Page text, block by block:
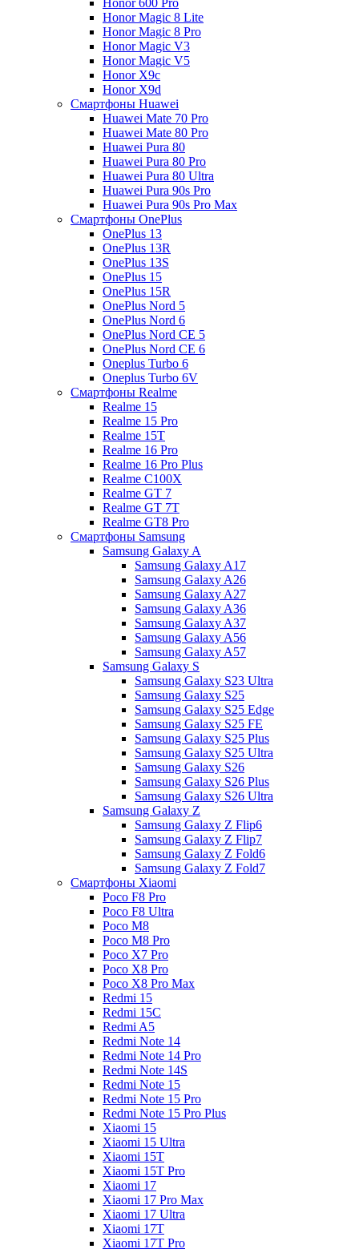
Honor 600 Pro
Honor Magic 8 Lite
Honor Magic 8 Pro
Honor Magic V3
Honor Magic V5
Honor X9c
Honor X9d
Смартфоны Huawei
Huawei Mate 70 Pro
Huawei Mate 80 Pro
Huawei Pura 80
Huawei Pura 80 Pro
Huawei Pura 80 Ultra
Huawei Pura 90s Pro
Huawei Pura 90s Pro Max
Смартфоны OnePlus
OnePlus 13
OnePlus 13R
OnePlus 13S
OnePlus 15
OnePlus 15R
OnePlus Nord 5
OnePlus Nord 6
OnePlus Nord CE 5
OnePlus Nord CE 6
Oneplus Turbo 6
Oneplus Turbo 6V
Смартфоны Realme
Realme 15
Realme 15 Pro
Realme 15T
Realme 16 Pro
Realme 16 Pro Plus
Realme C100X
Realme GT 7
Realme GT 7T
Realme GT8 Pro
Смартфоны Samsung
Samsung Galaxy A
Samsung Galaxy A17
Samsung Galaxy A26
Samsung Galaxy A27
Samsung Galaxy A36
Samsung Galaxy A37
Samsung Galaxy A56
Samsung Galaxy A57
Samsung Galaxy S
Samsung Galaxy S23 Ultra
Samsung Galaxy S25
Samsung Galaxy S25 Edge
Samsung Galaxy S25 FE
Samsung Galaxy S25 Plus
Samsung Galaxy S25 Ultra
Samsung Galaxy S26
Samsung Galaxy S26 Plus
Samsung Galaxy S26 Ultra
Samsung Galaxy Z
Samsung Galaxy Z Flip6
Samsung Galaxy Z Flip7
Samsung Galaxy Z Fold6
Samsung Galaxy Z Fold7
Смартфоны Xiaomi
Poco F8 Pro
Poco F8 Ultra
Poco M8
Poco M8 Pro
Poco X7 Pro
Poco X8 Pro
Poco X8 Pro Max
Redmi 15
Redmi 15C
Redmi A5
Redmi Note 14
Redmi Note 14 Pro
Redmi Note 14S
Redmi Note 15
Redmi Note 15 Pro
Redmi Note 15 Pro Plus
Xiaomi 15
Xiaomi 15 Ultra
Xiaomi 15T
Xiaomi 15T Pro
Xiaomi 17
Xiaomi 17 Pro Max
Xiaomi 17 Ultra
Xiaomi 17T
Xiaomi 17T Pro